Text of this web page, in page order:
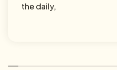
the daily,